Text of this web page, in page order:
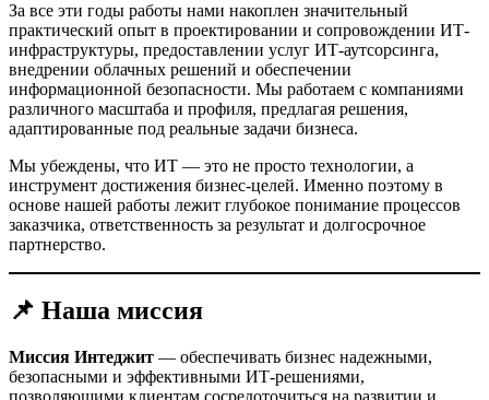
За все эти годы работы нами накоплен значительный
практический опыт в проектировании и сопровождении ИТ-
инфраструктуры, предоставлении услуг ИТ-аутсорсинга,
внедрении облачных решений и обеспечении
информационной безопасности. Мы работаем с компаниями
различного масштаба и профиля, предлагая решения,
адаптированные под реальные задачи бизнеса.
Мы убеждены, что ИТ — это не просто технологии, а
инструмент достижения бизнес-целей. Именно поэтому в
основе нашей работы лежит глубокое понимание процессов
заказчика, ответственность за результат и долгосрочное
партнерство.
📌 Наша миссия
Миссия Интеджит — обеспечивать бизнес надежными,
безопасными и эффективными ИТ-решениями,
позволяющими клиентам сосредоточиться на развитии и